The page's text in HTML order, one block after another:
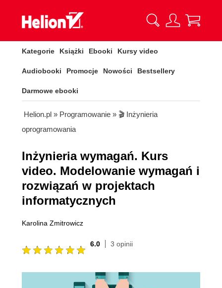
Kategorie Książki Ebooki Kursy video
Audiobooki Promocje Nowości Bestsellery
Darmowe ebooki
Helion.pl » Programowanie » 🎬 Inżynieria
oprogramowania
Inżynieria wymagań. Kurs
video. Modelowanie wymagań i
rozwiązań w projektach
informatycznych
Karolina Zmitrowicz
6.0 3 opinii